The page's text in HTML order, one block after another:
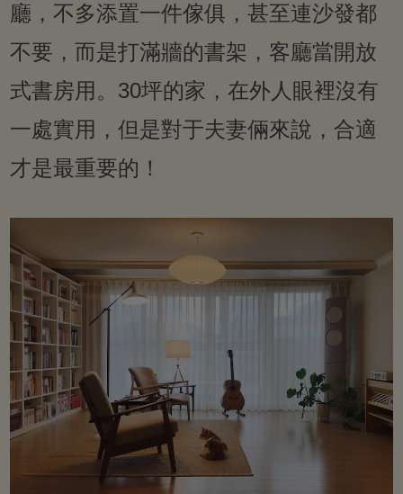
廳，不多添置一件傢俱，甚至連沙發都
不要，而是打滿牆的書架，客廳當開放
式書房用。30坪的家，在外人眼裡沒有
一處實用，但是對于夫妻倆來說，合適
才是最重要的！